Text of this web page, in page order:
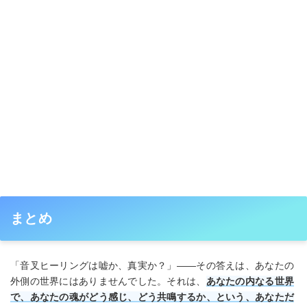
まとめ
「音叉ヒーリングは嘘か、真実か？」――その答えは、あなたの
外側の世界にはありませんでした。それは、 あなたの内なる世界
で、あなたの魂がどう感じ、どう共鳴するか、という、あなただ